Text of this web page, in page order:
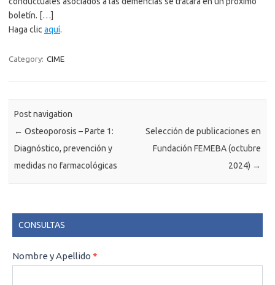
boletín. […]
Haga clicaquí.
Category: CIME
Post navigation
← Osteoporosis – Parte 1:
Diagnóstico, prevención y
medidas no farmacológicas
Selección de publicaciones en
Fundación FEMEBA (octubre
2024) →
CONSULTAS
CONSULTAS
Nombre y Apellido *